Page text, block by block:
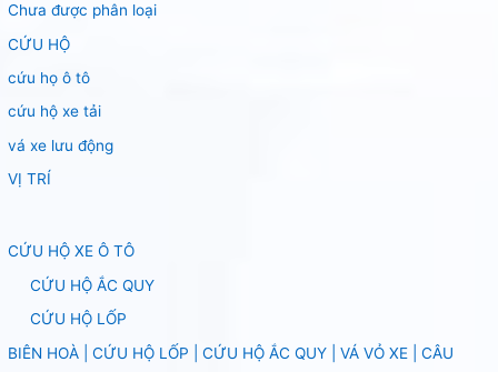
Chưa được phân loại
CỨU HỘ
cứu họ ô tô
cứu hộ xe tải
vá xe lưu động
VỊ TRÍ
CỨU HỘ XE Ô TÔ
CỨU HỘ ẮC QUY
CỨU HỘ LỐP
BIÊN HOÀ | CỨU HỘ LỐP | CỨU HỘ ẮC QUY | VÁ VỎ XE | CÂU